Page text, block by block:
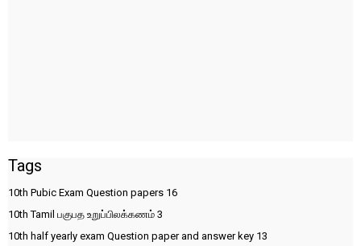
Tags
10th Pubic Exam Question papers 16
10th Tamil பகுபத உறுப்பிலக்கணம் 3
10th half yearly exam Question paper and answer key 13